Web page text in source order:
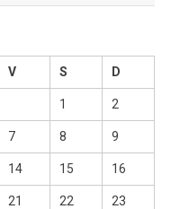
V S D
1 2
7 8 9
14 15 16
21 22 23